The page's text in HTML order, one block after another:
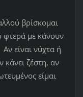
βρίσκομαι
φτερά με κάνουν
είναι νύχτα ή
κάνει ζέστη, αν
είμαι